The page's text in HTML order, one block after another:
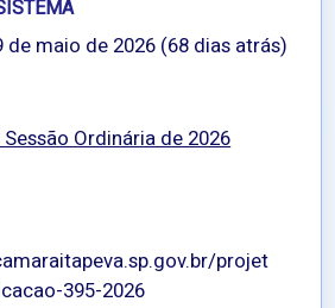
de maio de 2026 (68 dias atrás)
Sessão Ordinária de 2026
projet
395-2026